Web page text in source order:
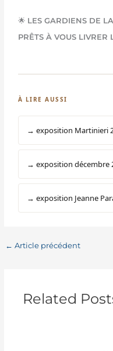
🌟 LES GARDIENS DE
PRÊTS À VOUS LIVRER
À LIRE AUSSI
→ exposition Martinieri
→ exposition décembre
→ exposition Jeanne
← Article précédent
Related